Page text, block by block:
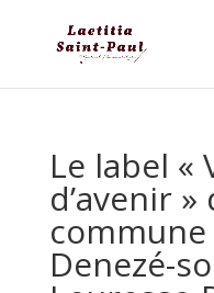
Le label «
d’avenir
Denezé-